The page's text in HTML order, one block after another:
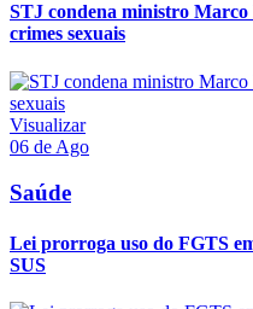
STJ condena ministro
crimes sexuais
Visualizar
06 de Ago
Saúde
Lei prorroga uso do FGTS
SUS